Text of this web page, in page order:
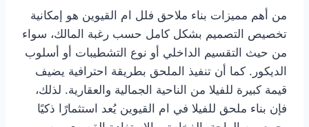
من أهم مميزات بناء ملاحق فلل ام القيوين هو إمكانية
تخصيص التصميم بشكل كامل حسب رغبة المالك، سواء
من حيث التقسيم الداخلي أو نوع التشطيبات أو أسلوب
الديكور. كما أن تنفيذ الملحق بطريقة احترافية يضيف
قيمة كبيرة للفيلا من الناحية الجمالية والعقارية. لذلك،
فإن بناء ملحق للفيلا في ام القيوين يُعد استثمارًا ذكيًا